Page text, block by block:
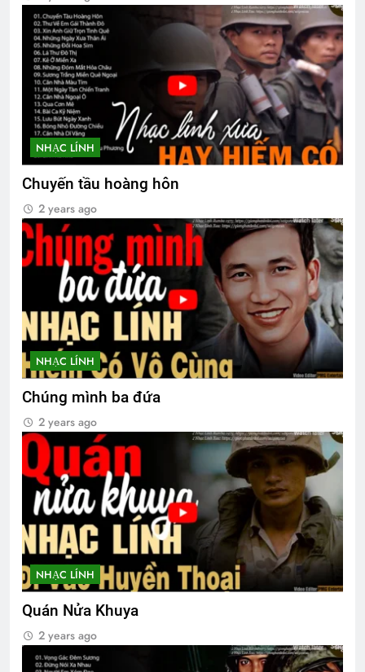
Đêm buồn phố thị
CSVSQ Nguyễn Hữu Cước K21
1 Year Ago
Thu Hường 34 bài nhạc lính
Album 4
3 Years Ago
CÔ DÂU LẦN NỮA (Lưu Hiểu Ba)
3 Years Ago
CSVSQ Lại Đình Đán K18
3 Years Ago
Thăm CSVSQ Nguyễn Đạt Thịnh K6
CSVSQ Ngô Thanh Vân K10
NHẠC LÍNH
Chuyến tầu hoàng hôn
2 years ago
NHẠC LÍNH
Chúng mình ba đứa
2 years ago
NHẠC LÍNH
Quán Nửa Khuya
2 years ago